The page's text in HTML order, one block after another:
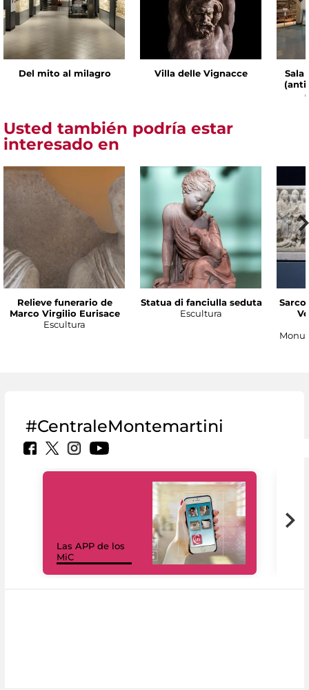
Del mito al milagro Villa delle Vignacce
Sala
Usted también podría estar
interesado en
Relieve funerario de
Marco Virgilio Eurisace
Escultura
Statua di fanciulla seduta
Escultura
#CentraleMontemartini
Las APP de los
MiC